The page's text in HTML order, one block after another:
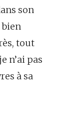
son
tout
n’ai pas
à sa